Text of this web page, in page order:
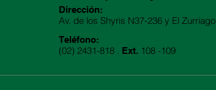
Dirección:
Av. de los Shyris N37-236 y El Zurriago
Teléfono:
(02) 2431-818 . Ext. 108 -109